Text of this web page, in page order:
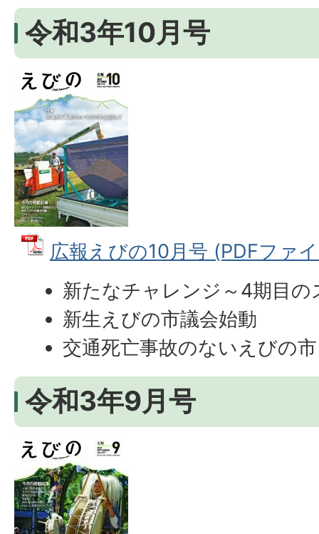
令和3年10月号
広報えびの10月号 (PDFファ
新たなチャレンジ～4期目の
新生えびの市議会始動
交通死亡事故のないえびの
令和3年9月号